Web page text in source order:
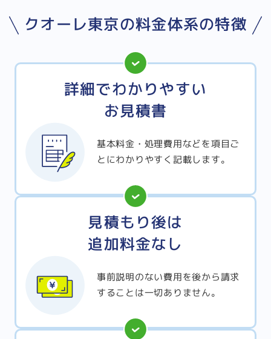
クオーレ東京の料金体系の特徴
詳細でわかりやすい
お見積書
基本料金・処理費用などを項目ご
とにわかりやすく記載します。
見積もり後は
追加料金なし
事前説明のない費用を後から請求
することは一切ありません。